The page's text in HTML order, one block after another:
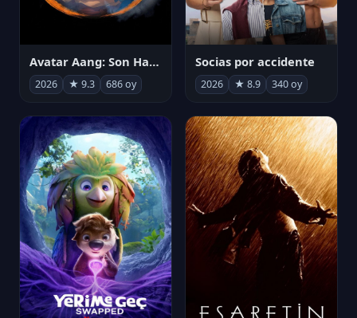
Avatar Aang: Son Havabükücü
2026 ★ 9.3 686 oy
Socias por accidente
2026 ★ 8.9 340 oy